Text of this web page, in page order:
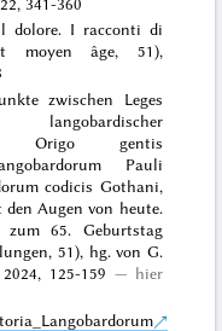
dolore. I racconti di
moyen âge, 51),
zwischen Leges
Origo gentis
Pauli
codicis Gothani,
Augen von heute.
65. Geburtstag
51), hg. von G.
125-159
hier